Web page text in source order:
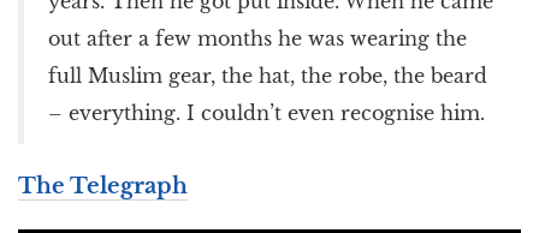
out after a few months he was wearing the
full Muslim gear, the hat, the robe, the beard
– everything. I couldn’t even recognise him.
The Telegraph